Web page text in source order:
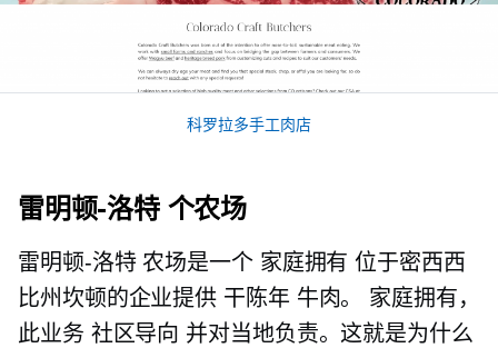
科罗拉多手工肉店
雷明顿-洛特个农场
雷明顿-洛特农场是一个 家庭拥有 位于密西西
比州坎顿的企业提供 干陈年 牛肉。 家庭拥有，
此业务 社区导向 并对当地负责。这就是为什么